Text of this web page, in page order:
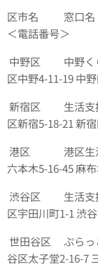
区市
＜電話番号＞
中野区
区中野4‑11‑19 中
新宿区
区新宿5‑18‑21 新
港区 港区
六本木5‑16‑45 麻
渋谷区
区宇田川町1‑1 渋
世田谷区
谷区太子堂2‑16‑7